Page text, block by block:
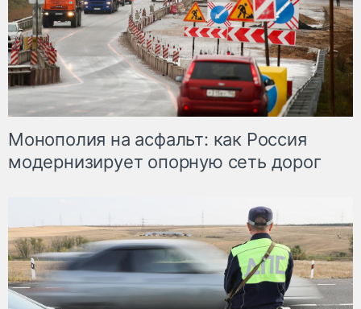
Монополия на асфальт: как Россия
модернизирует опорную сеть дорог